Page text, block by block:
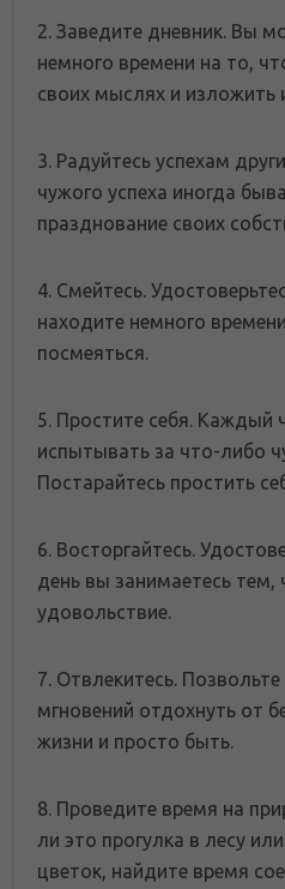
2. Заведите дневник. Вы
немного времени на то,
своих мыслях и изложить
3. Радуйтесь успехам
чужого успеха иногда
празднование своих
4. Смейтесь.
находите немного
посмеяться.
5. Простите себя. Каждый
испытывать за что-либо
Постарайтесь простить
6. Восторгайтесь.
день вы занимаетесь тем,
удовольствие.
7. Отвлекитесь. Позвольте
мгновений отдохнуть от
жизни и просто быть.
8. Проведите время на
ли это прогулка в лесу
цветок, найдите время